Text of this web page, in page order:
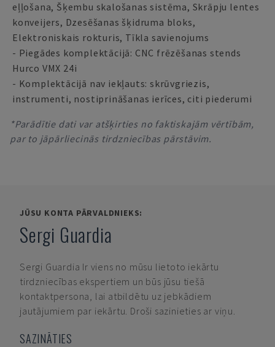
eļļošana, Šķembu skalošanas sistēma, Skrāpju lentes
konveijers, Dzesēšanas šķidruma bloks,
Elektroniskais rokturis, Tīkla savienojums
- Piegādes komplektācijā: CNC frēzēšanas stends
Hurco VMX 24i
- Komplektācijā nav iekļauts: skrūvgriezis,
instrumenti, nostiprināšanas ierīces, citi piederumi
*Parādītie dati var atšķirties no faktiskajām vērtībām,
par to jāpārliecinās tirdzniecības pārstāvim.
JŪSU KONTA PĀRVALDNIEKS:
Sergi Guardia
Sergi Guardia Ir viens no mūsu lietoto iekārtu
tirdzniecības ekspertiem un būs jūsu tiešā
kontaktpersona, lai atbildētu uz jebkādiem
jautājumiem par iekārtu. Droši sazinieties ar viņu.
SAZINĀTIES